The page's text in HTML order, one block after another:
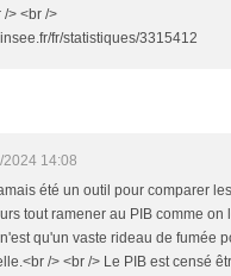
/> <br />
fr/statistiques/3315412
2024 14:08
été un outil pour comparer
tout ramener au PIB comme on
qu'un vaste rideau de fumée
/> <br /> Le PIB est censé